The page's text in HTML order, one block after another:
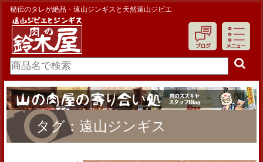
秘伝のタレが絶品・遠山ジンギスと天然遠山ジビエ
タグ：遠山ジンギス